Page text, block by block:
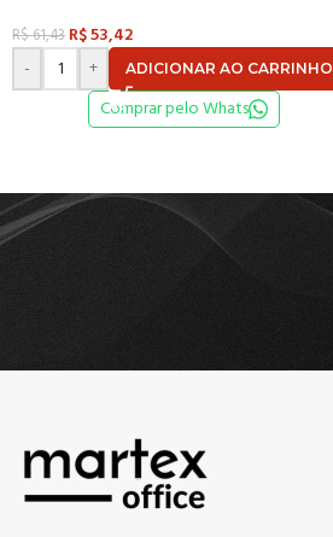
R$61,43 R$53,42
-
+ ADICIONAR AO CARRINHO
Comprar pelo Whats